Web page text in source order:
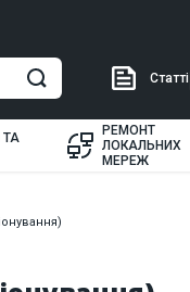
Статті
ТА
РЕМОНТ
ЛОКАЛЬНИХ
МЕРЕЖ